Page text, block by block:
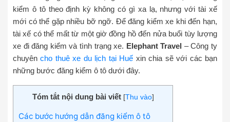
kiểm ô tô theo định kỳ không có gì xa lạ, nhưng với tài xế
mới có thể gặp nhiều bỡ ngỡ. Để đăng kiểm xe khi đến hạn,
tài xế có thể mất từ một giờ đồng hồ đến nửa buổi tùy lượng
xe đi đăng kiểm và tình trạng xe. Elephant Travel – Công ty
chuyêncho thuê xe du lịch tại Huế xin chia sẽ với các bạn
những bước đăng kiểm ô tô dưới đây.
Tóm tắt nội dung bài viết [Thu vào]
Các bước hướng dẫn đăng kiểm ô tô